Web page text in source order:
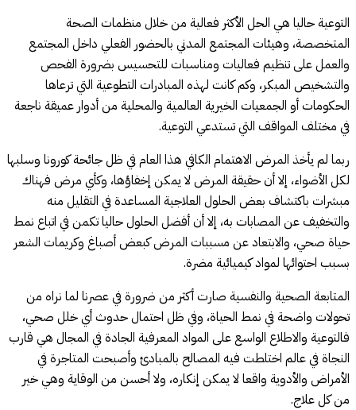
التوعية حاليا هي الحل الأكثر فعالية من خلال منظمات الصحة
المتخصصة، وهيئات المجتمع المدني بالحضور الفعلي داخل المجتمع
والعمل على تنظيم فعاليات ومناسبات للتحسيس بضرورة الفحص
والتشخيص المبكر، وكم كانت لهذه المبادرات التطوعية التي ترعاها
الحكومات أو الجمعيات الخيرية العالمية والمحلية من أدوار عميقة ناجعة
في مختلف المواقف التي تستدعي التوعية.
ربما لم يأخذ المرض الاهتمام الكافي هذا العام في ظل جائحة كورونا وسلبها
لكل الأضواء، إلا أن حقيقة المرض لا يمكن إخفاؤها، وكأي مرض فهناك
مبشرات باكتشاف بعض الحلول العلاجية المساعدة في التقليل منه
والتخفيف عن المصابات به، إلا أن أفضل الحلول حاليا تكمن في اتباع نمط
حياة صحي، والابتعاد عن مسببات المرض كبعض أصباغ وكريمات الشعر
بسبب احتوائها لمواد كيميائية مضرة.
المتابعة الصحية والنفسية صارت أكثر من ضرورة في عصرنا لما نراه من
تحولات واضحة في نمط الحياة، وفي ظل احتمال حدوث أي خلل صحي،
فالتوعية والاطلاع الواسع على المواد المعرفية الجادة في المجال هي قارب
النجاة في عالم اختلطت فيه المصالح بالمبادئ وأصبحت المتاجرة في
الأمراض والأدوية واقعا لا يمكن إنكاره، ولا أحسن من الوقاية وهي خير
من كل علاج.